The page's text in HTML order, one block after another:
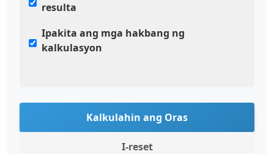
resulta
Ipakita ang mga hakbang ng
kalkulasyon
Kalkulahin ang Oras
I-reset